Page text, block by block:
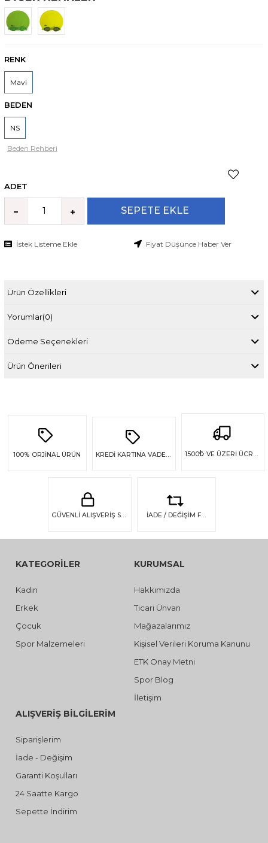
RENK
Mavi
BEDEN
NS
Beden Rehberi
ADET
İstek Listeme Ekle Fiyat Düşünce Haber Ver
Ürün Özellikleri
Yorumlar(0)
Ödeme Seçenekleri
Ürün Önerileri
100% ORJİNAL ÜRÜN 1500₺ VE ÜZERİ ÜCRETSİZ KARGO
GÜVENLİ ALIŞVERİŞ SSL GÜVENLİĞİ İADE / DEĞİŞİM FIRSATI
KATEGORİLER
Kadın
Erkek
Çocuk
Spor Malzemeleri
KURUMSAL
Hakkımızda
Ticari Ünvan
Mağazalarımız
Kişisel Verileri Koruma Kanunu
ETK Onay Metni
Spor Blog
İletişim
ALIŞVERİŞ BİLGİLERİM
Siparişlerim
İade - Değişim
Garanti Koşulları
24 Saatte Kargo
Sepette İndirim